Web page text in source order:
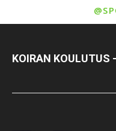
KOIRAN KOULUTUS